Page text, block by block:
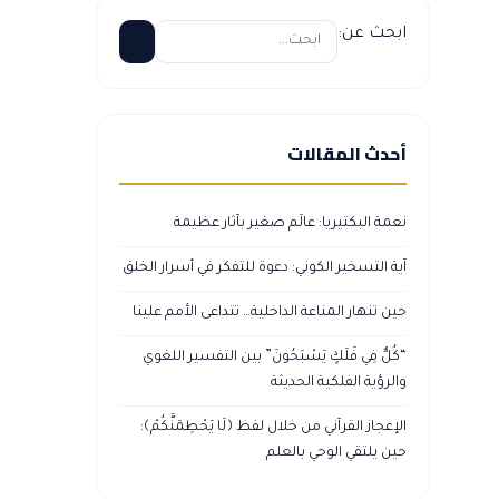
ابحث عن:
أحدث المقالات
نعمة البكتيريا: عالَم صغير بآثار عظيمة
آية التسخير الكوني: دعوة للتفكر في أسرار الخلق
حين تنهار المناعة الداخلية… تتداعى الأمم علينا
“كُلٌّ فِي فَلَكٍ يَسْبَحُونَ” بين التفسير اللغوي
والرؤية الفلكية الحديثة
الإعجاز القرآني من خلال لفظ ﴿لَا يَحْطِمَنَّكُمْ﴾:
حين يلتقي الوحي بالعلم